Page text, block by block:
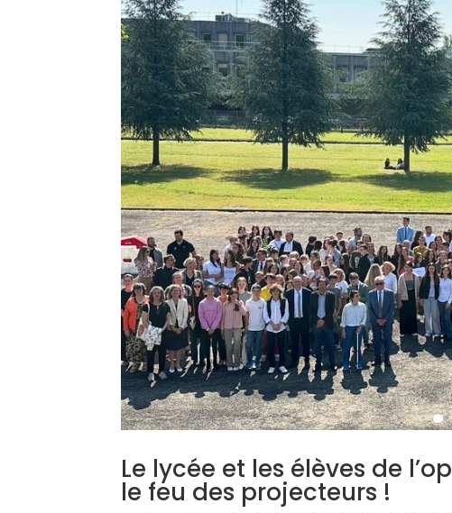
Le lycée et les élèves de
le feu des projecteurs !